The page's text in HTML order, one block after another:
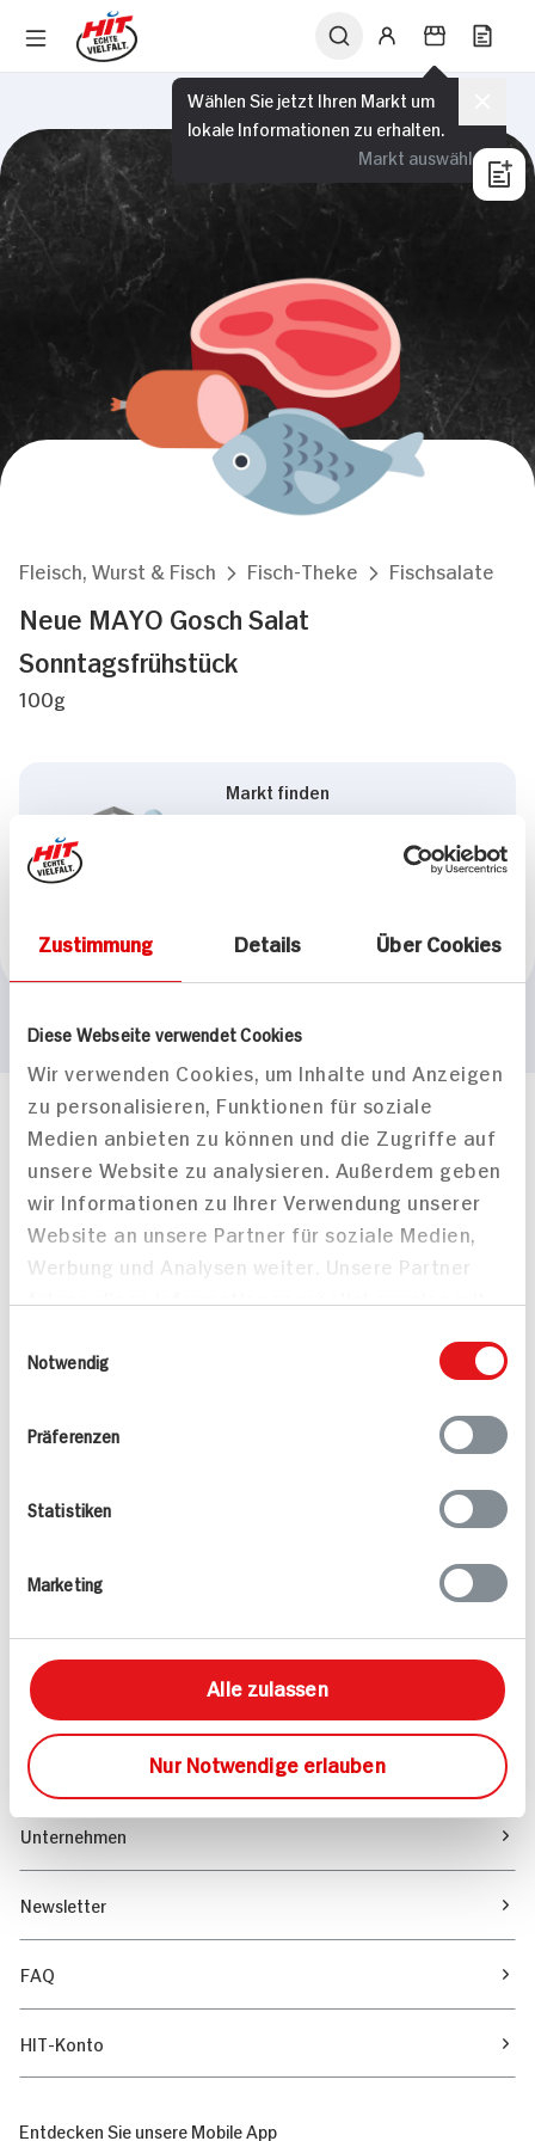
Zustimmung Details Über Cookies
Diese Webseite verwendet Cookies
Wir verwenden Cookies, um Inhalte und Anzeigen
zu personalisieren, Funktionen für soziale
Medien anbieten zu können und die Zugriffe auf
unsere Website zu analysieren. Außerdem geben
wir Informationen zu Ihrer Verwendung unserer
Website an unsere Partner für soziale Medien,
Werbung und Analysen weiter. Unsere Partner
bereitgestellt haben oder die sie im Rahmen
Notwendig
Präferenzen
Statistiken
Marketing
Alle zulassen
Nur Notwendige erlauben
Wählen Sie jetzt Ihren Markt um
lokale Informationen zu erhalten.
Markt auswählen
Fleisch, Wurst & Fisch Fisch-Theke Fischsalate
Neue MAYO Gosch Salat
Sonntagsfrühstück
100g
Markt finden
Bitte wählen Sie einen
Zum Marktfinder
Häufig gestellte Fragen
kontakt
hit.de
Wir beantworten gerne Ihre Fragen
(0228) 42967 0
Montag - Donnerstag: 9 bis 16 Uhr
Unser Magazin
Verantwortung & Nachhaltigkeit
Unternehmen
Newsletter
FAQ
HIT-Konto
Entdecken Sie unsere Mobile App